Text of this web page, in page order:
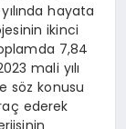
hayata
ikinci
7,84
mali yılı
söz konusu
ederek